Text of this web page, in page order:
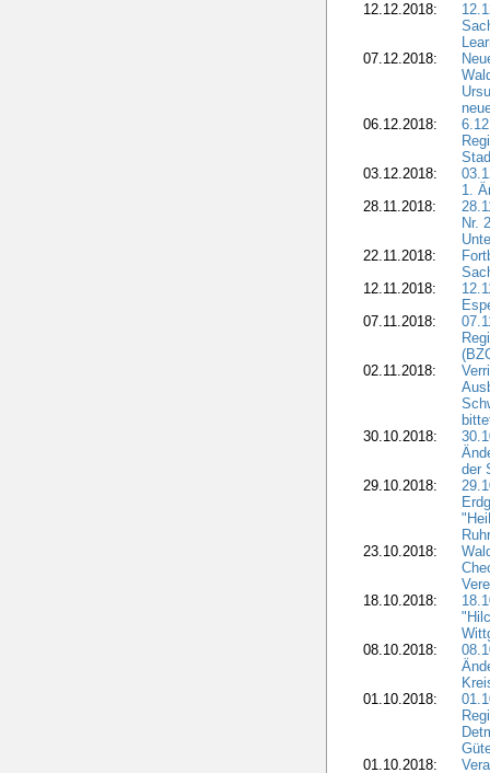
12.12.2018:
07.12.2018:
06.12.2018:
03.12.2018:
1.
28.11.2018:
Nr.
22.11.2018:
12.11.2018:
07.11.2018:
02.11.2018:
30.10.2018:
der
29.10.2018:
23.10.2018:
18.10.2018:
08.10.2018:
01.10.2018:
01.10.2018: